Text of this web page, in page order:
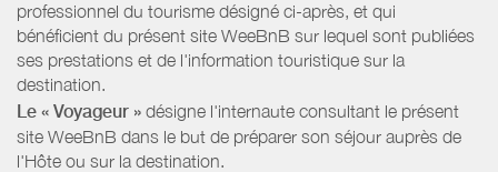
professionnel du tourisme désigné ci-après, et qui
bénéficient du présent site WeeBnB sur lequel sont publiées
ses prestations et de l'information touristique sur la
destination.
Le « Voyageur » désigne l'internaute consultant le présent
site WeeBnB dans le but de préparer son séjour auprès de
l'Hôte ou sur la destination.